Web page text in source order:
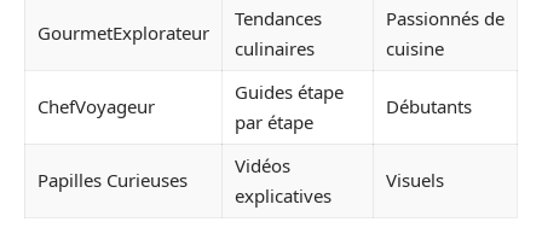
GourmetExplorateur
Tendances
culinaires
Passionnés de
cuisine
ChefVoyageur
Guides étape
par étape
Débutants
Papilles Curieuses
Vidéos
explicatives
Visuels